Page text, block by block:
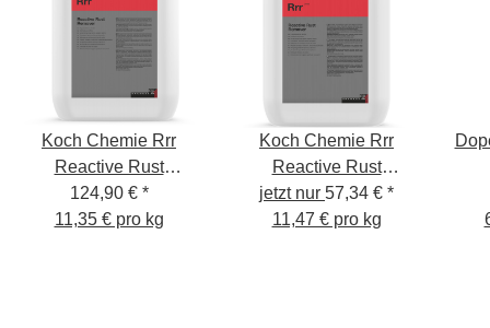
Koch Chemie Rrr
Reactive Rust
Remover 11kg
124,90 € *
11,35 € pro kg
Koch Chemie Rrr
Reactive Rust
Remover 5kg
jetzt nur 57,34 € *
11,47 € pro kg